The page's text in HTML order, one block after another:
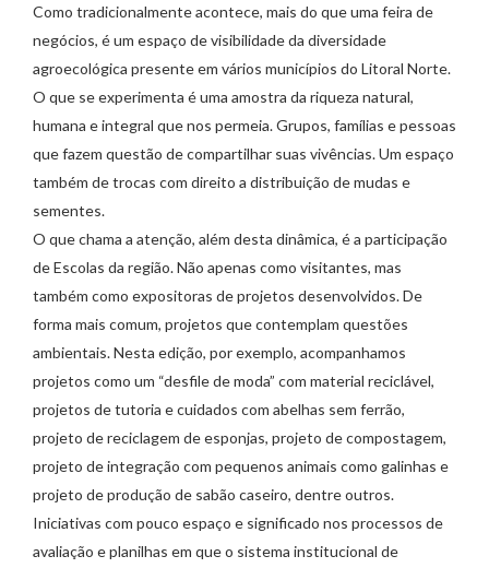
Como tradicionalmente acontece, mais do que uma feira de
negócios, é um espaço de visibilidade da diversidade
agroecológica presente em vários municípios do Litoral Norte.
O que se experimenta é uma amostra da riqueza natural,
humana e integral que nos permeia. Grupos, famílias e pessoas
que fazem questão de compartilhar suas vivências. Um espaço
também de trocas com direito a distribuição de mudas e
sementes.
O que chama a atenção, além desta dinâmica, é a participação
de Escolas da região. Não apenas como visitantes, mas
também como expositoras de projetos desenvolvidos. De
forma mais comum, projetos que contemplam questões
ambientais. Nesta edição, por exemplo, acompanhamos
projetos como um “desfile de moda” com material reciclável,
projetos de tutoria e cuidados com abelhas sem ferrão,
projeto de reciclagem de esponjas, projeto de compostagem,
projeto de integração com pequenos animais como galinhas e
projeto de produção de sabão caseiro, dentre outros.
Iniciativas com pouco espaço e significado nos processos de
avaliação e planilhas em que o sistema institucional de